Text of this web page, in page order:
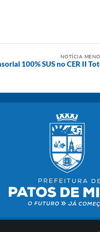
NOTÍCIA
100% SUS no CER II